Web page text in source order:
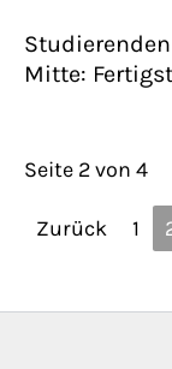
Mitte:
Seite 2 von 4
Zurück 1